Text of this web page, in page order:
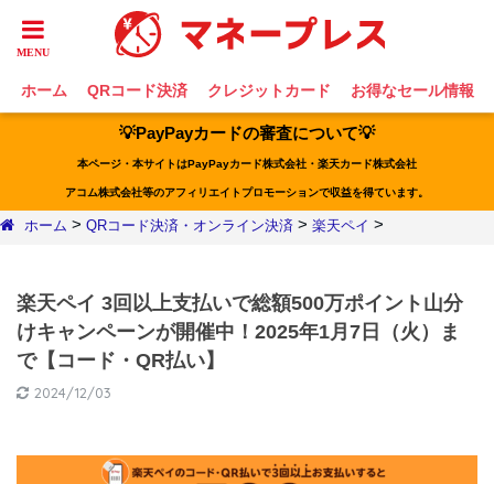
ホーム QRコード決済 クレジットカード お得なセール情報
💡PayPayカードの審査について💡
本ページ・本サイトはPayPayカード株式会社・楽天カード株式会社
アコム株式会社等のアフィリエイトプロモーションで収益を得ています。
ホーム > QRコード決済・オンライン決済 > 楽天ペイ >
楽天ペイ 3回以上支払いで総額500万ポイント山分
けキャンペーンが開催中！2025年1月7日（火）ま
で【コード・QR払い】
2024/12/03